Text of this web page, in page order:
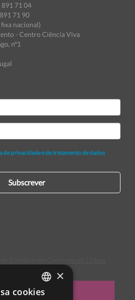
891 71 04
71 90
nacional)
- Centro Ciência Viva
nº1
de privacidade e de tratamento de dados
Subscrever
PORTUGUESE
×
cookies